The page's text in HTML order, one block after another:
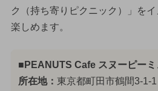
ク（持ち寄りピクニック）」を
楽しめます。
■PEANUTS Cafe スヌーピーミ
所在地： 東京都町田市鶴間3-1-